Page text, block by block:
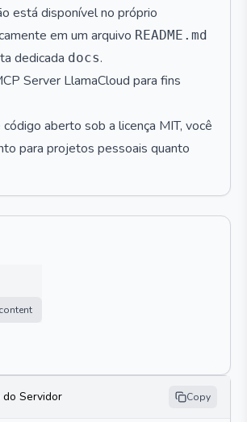
está disponível no próprio
em um arquivo README.md
dedicada docs.
Server LlamaCloud para fins
aberto sob a licença MIT, você
para projetos pessoais quanto
Servidor Copy